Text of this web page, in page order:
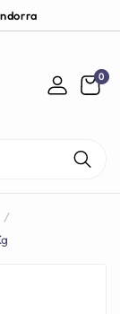
0